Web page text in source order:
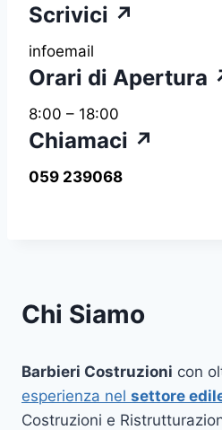
Scrivici ↗
infoemail
Orari di Apertura
8:00 – 18:00
Chiamaci ↗
059 239068
Chi Siamo
Barbieri Costruzioni con
esperienza nel settore
Costruzioni e